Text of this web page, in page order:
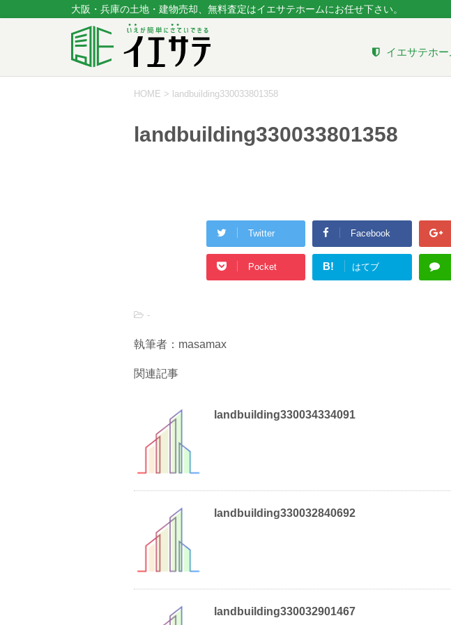
大阪・兵庫の土地・建物売却、無料査定はイエサテホームにお任せ下さい。
イエサテホ
HOME > landbuilding330033801358
landbuilding330033801358
Twitter Facebook
Pocket B! はてブ
-
執筆者：masamax
関連記事
landbuilding330034334091
landbuilding330032840692
landbuilding330032901467